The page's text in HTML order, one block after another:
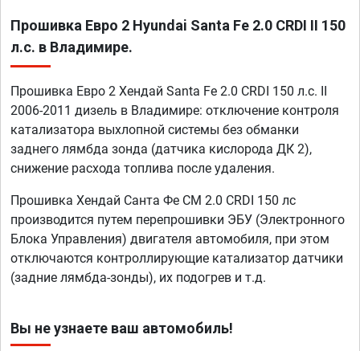
Прошивка Евро 2 Hyundai Santa Fe 2.0 CRDI II 150
л.с. в Владимире.
Прошивка Евро 2 Хендай Santa Fe 2.0 CRDI 150 л.с. II
2006-2011 дизель в Владимире: отключение контроля
катализатора выхлопной системы без обманки
заднего лямбда зонда (датчика кислорода ДК 2),
снижение расхода топлива после удаления.
Прошивка Хендай Санта Фе CM 2.0 CRDI 150 лс
производится путем перепрошивки ЭБУ (Электронного
Блока Управления) двигателя автомобиля, при этом
отключаются контроллирующие катализатор датчики
(задние лямбда-зонды), их подогрев и т.д.
Вы не узнаете ваш автомобиль!